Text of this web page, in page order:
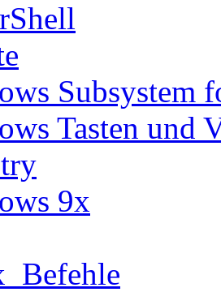
Subsystem
Tasten und
9x